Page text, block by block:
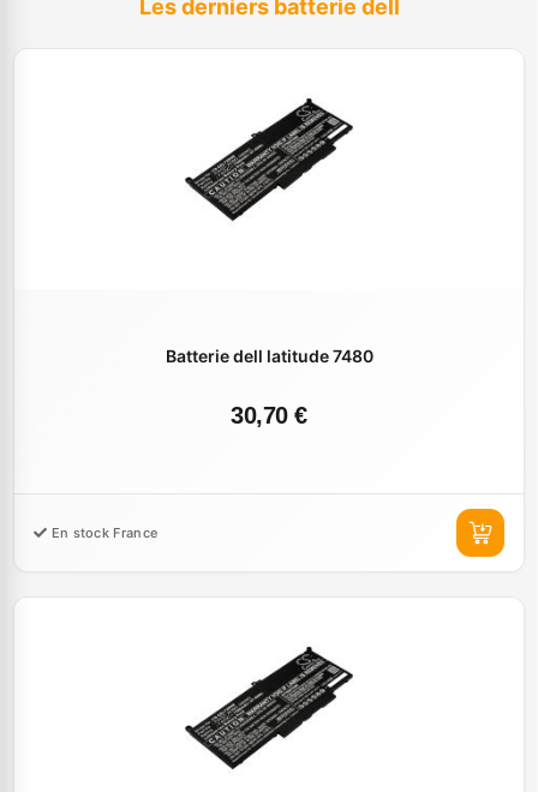
Les derniers batterie dell
Batterie dell latitude 7480
30,70 €
En stock France